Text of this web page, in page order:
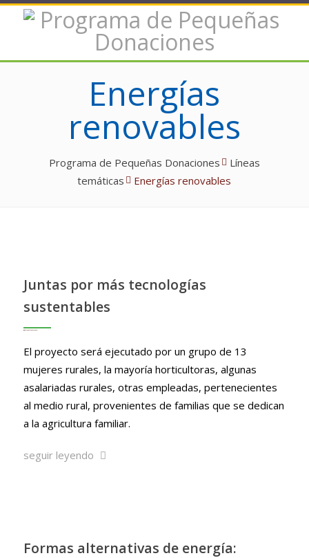
Energías
renovables
Programa de Pequeñas Donaciones
Líneas
temáticas
Energías renovables
Juntas por más tecnologías
sustentables
El proyecto será ejecutado por un grupo de 13
mujeres rurales, la mayoría horticultoras, algunas
asalariadas rurales, otras empleadas, pertenecientes
al medio rural, provenientes de familias que se dedican
a la agricultura familiar.
seguir leyendo
Formas alternativas de energía: